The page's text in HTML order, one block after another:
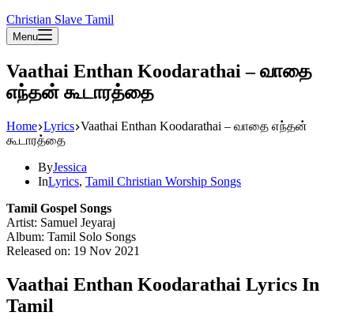
Christian Slave Tamil
Menu
Vaathai Enthan Koodarathai – வாதை
எந்தன் கூடாரத்தை
Home Lyrics Vaathai Enthan Koodarathai – வாதை எந்தன்
கூடாரத்தை
ByJessica
InLyrics, Tamil Christian Worship Songs
Tamil Gospel Songs
Artist: Samuel Jeyaraj
Album: Tamil Solo Songs
Released on: 19 Nov 2021
Vaathai Enthan Koodarathai Lyrics In
Tamil